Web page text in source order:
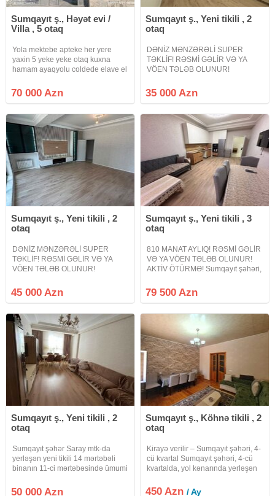
Sumqayıt ş., Həyət evi /
Villa , 5 otaq
Yola mektebe apteke her yere
yaxin 5 yeke yeke otaq kuxna
hamam ayaqyolu coldede elave el
evdi. Her seraiti var. Kombi vayfay
qaz su isiq bagi 2 sot yarimdi
70 000 Azn
Sumqayıt ş., Yeni tikili , 2
otaq
DƏNİZ MƏNZƏRƏLİ SUPER
TƏKLİF! RƏSMİ GƏLİR VƏ YA
VÖEN TƏLƏB OLUNUR!
rezidensdə 2 otaq studio tipli
mənzil satışa çıxarılır. Mənzil yeni
mərtəbəsində yerləşir.
35 000 Azn
Sumqayıt ş., Yeni tikili , 2
otaq
DƏNİZ MƏNZƏRƏLİ SUPER
TƏKLİF! RƏSMİ GƏLİR VƏ YA
VÖEN TƏLƏB OLUNUR!
rezidensdə qanuni 2 otaqlı mənzil
satışa çıxarılır. Mənzil yeni tikili 14
mərtəbəsində yerləşir. Ümumi
45 000 Azn
Sumqayıt ş., Yeni tikili , 3
otaq
810 MANAT AYLIQ! RƏSMİ GƏLİR
VƏ YA VÖEN TƏLƏB OLUNUR!
AKTİV ÖTÜRMƏ! Sumqayıt şəhəri,
yaşayış kompleksində 3 otaqlı
mənzil satışa çıxarılır. Mənzil yeni
79 500 Azn
Sumqayıt ş., Yeni tikili , 2
otaq
Sumqayıt şəhər Saray mtk-da
yerləşən yeni tikili 14 mərtəbəli
binanın 11-ci mərtəbəsində ümumi
otaqlı tam təmirli mənzil
50 000 Azn
Sumqayıt ş., Köhnə tikili , 2
otaq
Kirayə verilir – Sumqayıt şəhəri, 4-
cü kvartal Sumqayıt şəhəri, 4-cü
kvartalda, yol kənarında yerləşən
otağa çevrilmiş mənzil kirayə
450 Azn/ Ay